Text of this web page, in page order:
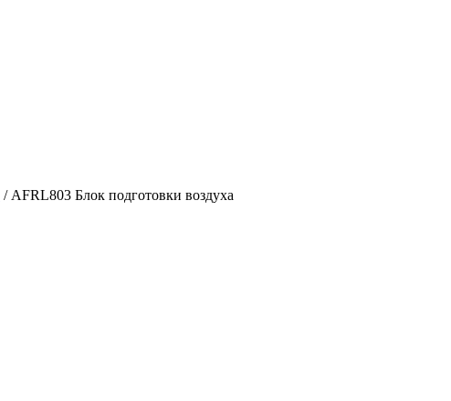
/ AFRL803 Блок подготовки воздуха